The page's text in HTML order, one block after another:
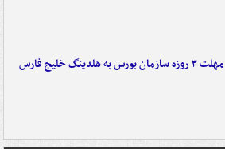
مهلت ۳ روزه سازمان بورس به هلدینگ خلیج فارس